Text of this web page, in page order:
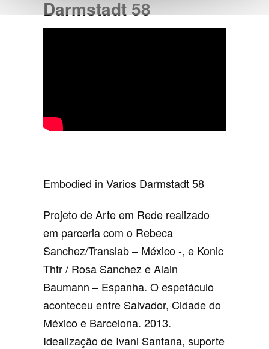
Darmstadt 58
Embodied in Varios Darmstadt 58
Projeto de Arte em Rede realizado
em parceria com o Rebeca
Sanchez/Translab – México -, e Konic
Thtr / Rosa Sanchez e Alain
Baumann – Espanha. O espetáculo
aconteceu entre Salvador, Cidade do
México e Barcelona. 2013.
Idealização de Ivani Santana, suporte